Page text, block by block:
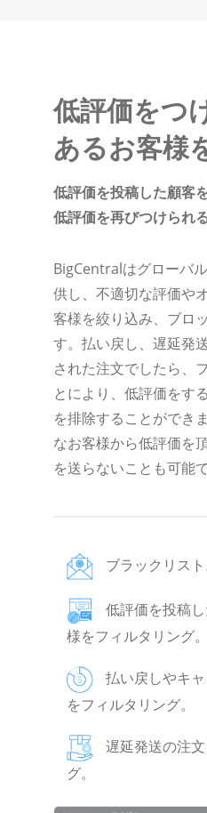
低評価をつ
あるお客様
低評価を投稿した顧客
低評価を再びつけられ
BigCentralはグローバ
供し、不適切な評価や
客様を絞り込み、ブロ
す。払い戻し、遅延発
された注文でしたら、
とにより、低評価をす
を排除することができ
なお客様から低評価を
を送らないことも可能で
ブラックリスト
低評価を投稿
様をフィルタリング。
払い戻しやキ
をフィルタリング。
遅延発送の注
グ。